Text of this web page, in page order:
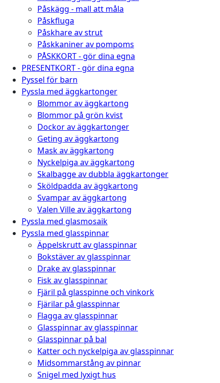
Påskägg - mall att måla
Påskfluga
Påskhare av strut
Påskkaniner av pompoms
PÅSKKORT - gör dina egna
PRESENTKORT - gör dina egna
Pyssel för barn
Pyssla med äggkartonger
Blommor av äggkartong
Blommor på grön kvist
Dockor av äggkartonger
Geting av äggkartong
Mask av äggkartong
Nyckelpiga av äggkartong
Skalbagge av dubbla äggkartonger
Sköldpadda av äggkartong
Svampar av äggkartong
Valen Ville av äggkartong
Pyssla med glasmosaik
Pyssla med glasspinnar
Äppelskrutt av glasspinnar
Bokstäver av glasspinnar
Drake av glasspinnar
Fisk av glasspinnar
Fjäril på glasspinne och vinkork
Fjärilar på glasspinnar
Flagga av glasspinnar
Glasspinnar av glasspinnar
Glasspinnar på bal
Katter och nyckelpiga av glasspinnar
Midsommarstång av pinnar
Snigel med lyxigt hus